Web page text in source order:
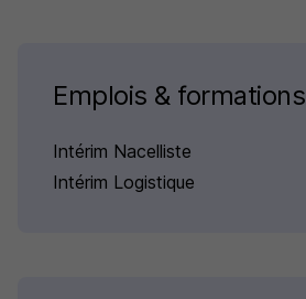
Emplois & formations
Intérim Nacelliste
Intérim Logistique